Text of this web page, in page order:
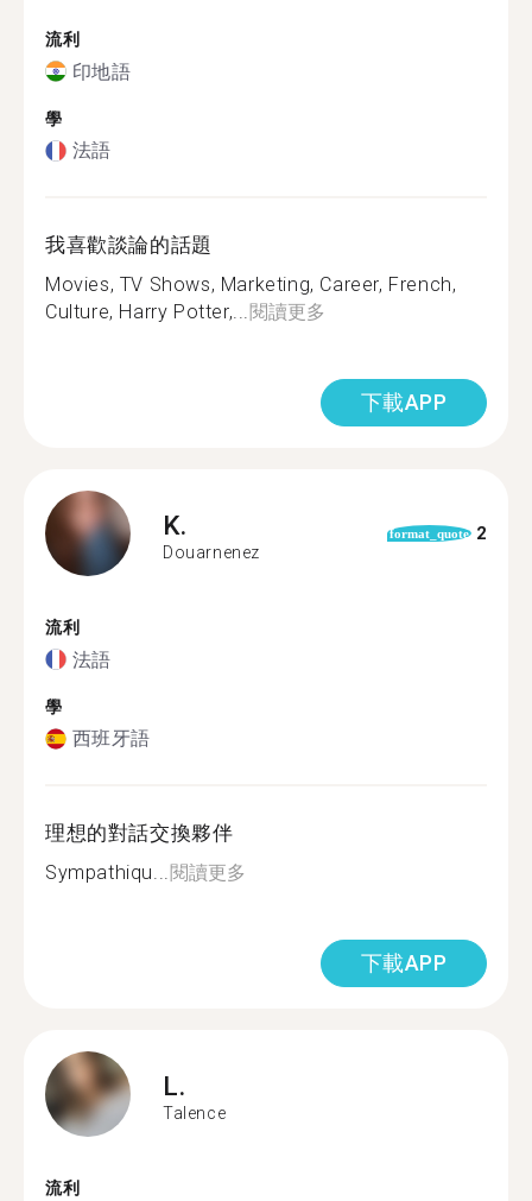
流利
印地語
學
法語
我喜歡談論的話題
Movies, TV Shows, Marketing, Career, French,
Culture, Harry Potter,...閱讀更多
下載APP
K.
Douarnenez
format_quote 2
流利
法語
學
西班牙語
理想的對話交換夥伴
Sympathiqu...閱讀更多
下載APP
L.
Talence
流利